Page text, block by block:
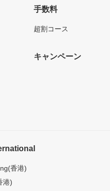
手数料
超割コース
キャンペーン
香港)
港)